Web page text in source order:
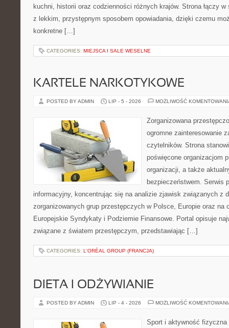
kuchni, historii oraz codzienności różnych krajów. Strona łączy
z lekkim, przystępnym sposobem opowiadania, dzięki czemu
konkretne […]
CATEGORIES: MIEJSCA I SALE WESELNE
KARTELE NARKOTYKOWE
POSTED BY ADMIN LIP - 5 - 2026 MOŻLIWOŚĆ
Zorganizowana
ogromne zainteresowanie
czytelników. Strona
poświęcone organizacjom
organizacji, a także
bezpieczeństwem. Serwis
informacyjny, koncentrując się na analizie zjawisk związanych z
zorganizowanych grup przestępczych w Polsce, Europie oraz na
Europejskie Syndykaty i Podziemie Finansowe. Portal opisuje
związane z światem przestępczym, przedstawiając […]
CATEGORIES: L'ORÉAL GROUP (FRANCJA)
DIETA I ODŻYWIANIE
POSTED BY ADMIN LIP - 4 - 2026 MOŻLIWOŚĆ
Sport i aktywność